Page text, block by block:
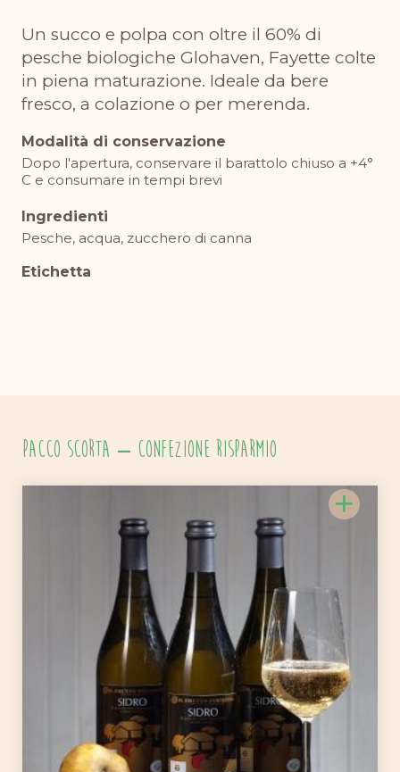
BIO
200
ml
quantità
Un succo e polpa con oltre il 60% di
pesche biologiche Glohaven, Fayette colte
in piena maturazione. Ideale da bere
fresco, a colazione o per merenda.
Modalità di conservazione
Dopo l'apertura, conservare il barattolo chiuso a +4°
C e consumare in tempi brevi
Ingredienti
Pesche, acqua, zucchero di canna
Etichetta
PACCO SCORTA – Confezione risparmio
+